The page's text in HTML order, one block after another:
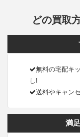
どの買取
無料の宅配キ
し!
送料やキャン
満